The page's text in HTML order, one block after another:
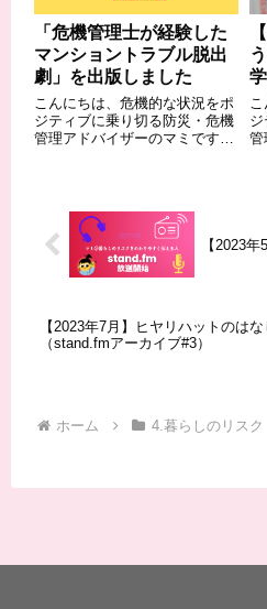
「危機管理士が経験した
マンショントラブル脱出
劇」を出版しました
こんにちは、危機的な状況をポ
ジティブに乗り切る防災・危機
管理アドバイザーのマミです。
40のソリューション」を弊社代
表社員2名（マミ・ゆみ）の共
著として...
管
年
【2023
【2023年7月】ヒヤリハットのはな
（stand.fmアーカイブ#3）
ホーム 4.暮らしのリスク